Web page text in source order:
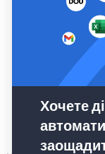
локації:
настрою:
колективі.
Зручна
прийняття